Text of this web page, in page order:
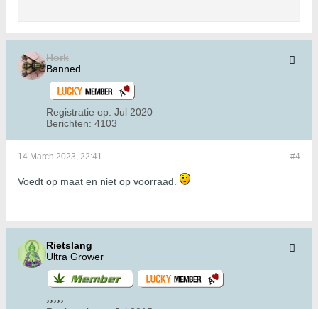
Hork
Banned
Registratie op: Jul 2020
Berichten: 4103
#4
14 March 2023, 22:41
Voedt op maat en niet op voorraad.
Rietslang
Ultra Grower